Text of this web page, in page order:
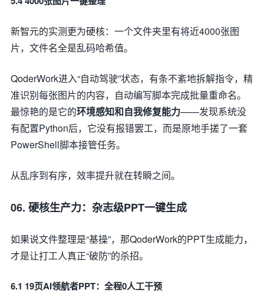
新智元的实测更为硬核：一个文件夹里有将近4000张图
片，文件名全是乱码哈希值。
QoderWork进入“自动驾驶”状态，有条不紊地拆解指令，精
准识别每张图片的内容，自动编写脚本完成批量重命名。
最惊艳的是它的环境感知和自我修复能力——发现系统没
有配置Python后，它没有报错罢工，而是原地手搓了一套
PowerShell脚本接管任务。
从乱序到有序，效率提升就在转瞬之间。
06. 硬核生产力：杂志级PPT一键生成
如果说文件整理是“基操”，那QoderWork的PPT生成能力，
才是让打工人真正“破防”的杀招。
6.1 19页AI领航者PPT：全程0人工干预